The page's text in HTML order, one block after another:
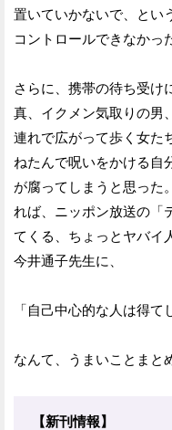
置いていかないで、とい
コントロールできなかっ
さらに、携帯の待ち受け
真、イクメン気取りの男
連れで広がって歩く女
ねたんで呪いをかける自
が腐ってしまうと思った
れば、ニッポン放送の「
てくる、ちょっとヤバイ
今井通子先生に、
「自己中心的な人は得て
なんて、うまいことまと
【新刊情報】